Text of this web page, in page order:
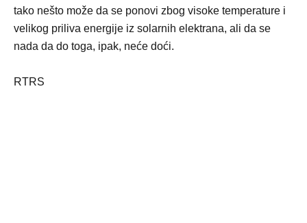
tako nešto može da se ponovi zbog visoke temperature i
velikog priliva energije iz solarnih elektrana, ali da se
nada da do toga, ipak, neće doći.
RTRS